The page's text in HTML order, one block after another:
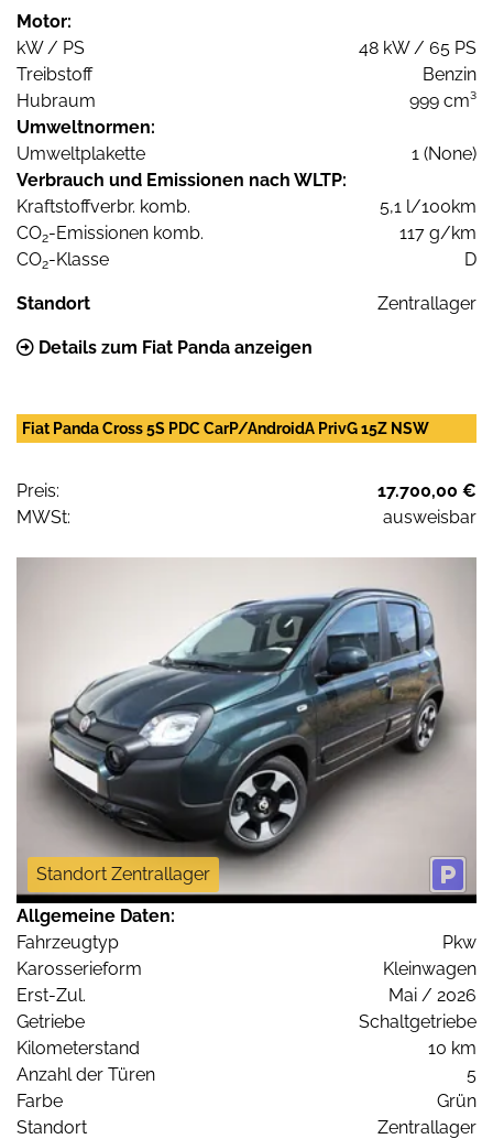
Motor:
kW / PS
48 kW / 65 PS
Treibstoff
Benzin
Hubraum
999 cm³
Umweltnormen:
Umweltplakette
1 (None)
Verbrauch und Emissionen nach WLTP:
Kraftstoffverbr. komb.
5,1 l/100km
CO2-Emissionen komb.
117 g/km
CO2-Klasse D
Standort Zentrallager
Details zum Fiat Panda anzeigen
Fiat Panda Cross 5S PDC CarP/AndroidA PrivG 15Z NSW
Preis:
17.700,00 €
MWSt:
ausweisbar
Standort Zentrallager
Allgemeine Daten:
Fahrzeugtyp
Pkw
Karosserieform
Kleinwagen
Erst-Zul.
Mai / 2026
Getriebe
Schaltgetriebe
Kilometerstand
10 km
Anzahl der Türen
5
Farbe
Grün
Standort
Zentrallager